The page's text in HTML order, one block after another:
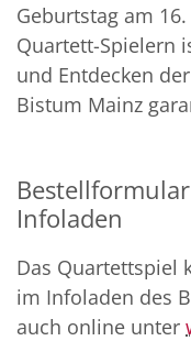
Geburtstag am
Quartett-Spielern
und Entdecken
Bistum Mainz
Infoladen
Das Quartettspiel
im Infoladen des
auch online unter